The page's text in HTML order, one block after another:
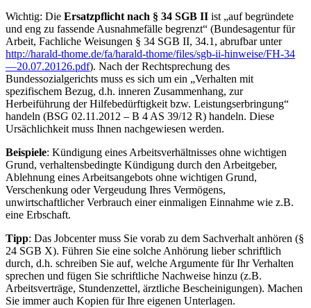
Wichtig: Die Ersatzpflicht nach § 34 SGB II ist „auf begründete
und eng zu fassende Ausnahmefälle begrenzt“ (Bundesagentur für
Arbeit, Fachliche Weisungen § 34 SGB II, 34.1, abrufbar unter
http://harald-thome.de/fa/harald-thome/files/sgb-ii-hinweise/FH-34
—20.07.20126.pdf). Nach der Rechtsprechung des
Bundessozialgerichts muss es sich um ein „Verhalten mit
spezifischem Bezug, d.h. inneren Zusammenhang, zur
Herbeiführung der Hilfebedürftigkeit bzw. Leistungserbringung“
handeln (BSG 02.11.2012 – B 4 AS 39/12 R) handeln. Diese
Ursächlichkeit muss Ihnen nachgewiesen werden.
Beispiele: Kündigung eines Arbeitsverhältnisses ohne wichtigen
Grund, verhaltensbedingte Kündigung durch den Arbeitgeber,
Ablehnung eines Arbeitsangebots ohne wichtigen Grund,
Verschenkung oder Vergeudung Ihres Vermögens,
unwirtschaftlicher Verbrauch einer einmaligen Einnahme wie z.B.
eine Erbschaft.
Tipp: Das Jobcenter muss Sie vorab zu dem Sachverhalt anhören (§
24 SGB X). Führen Sie eine solche Anhörung lieber schriftlich
durch, d.h. schreiben Sie auf, welche Argumente für Ihr Verhalten
sprechen und fügen Sie schriftliche Nachweise hinzu (z.B.
Arbeitsverträge, Stundenzettel, ärztliche Bescheinigungen). Machen
Sie immer auch Kopien für Ihre eigenen Unterlagen.